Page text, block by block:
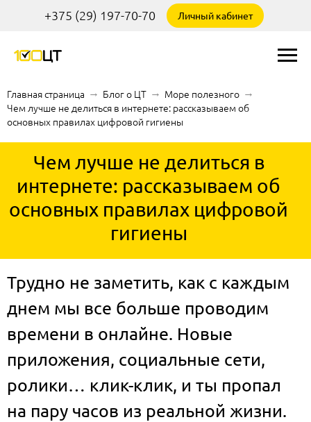
+375 (29) 197-70-70 Личный кабинет
Главная страница → Блог о ЦТ → Море полезного →
Чем лучше не делиться в интернете: рассказываем об
основных правилах цифровой гигиены
Чем лучше не делиться в
интернете: рассказываем об
основных правилах цифровой
гигиены
Трудно не заметить, как с каждым
днем мы все больше проводим
времени в онлайне. Новые
приложения, социальные сети,
ролики… клик-клик, и ты пропал
на пару часов из реальной жизни.